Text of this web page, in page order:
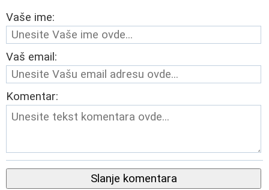
Vaše ime:
Vaš email:
Komentar:
Slanje komentara